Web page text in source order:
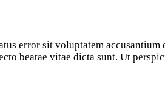
error sit voluptatem
beatae vitae dicta sunt. Ut